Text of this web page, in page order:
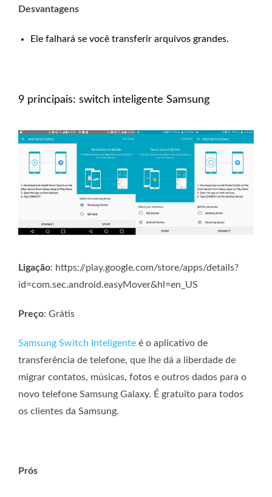
Desvantagens
Ele falhará se você transferir arquivos grandes.
9 principais: switch inteligente Samsung
Ligação: https://play.google.com/store/apps/details?
id=com.sec.android.easyMover&hl=en_US
Preço: Grátis
Samsung Switch Inteligente é o aplicativo de
transferência de telefone, que lhe dá a liberdade de
migrar contatos, músicas, fotos e outros dados para o
novo telefone Samsung Galaxy. É gratuito para todos
os clientes da Samsung.
Prós